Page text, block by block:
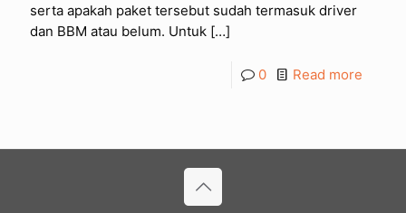
serta apakah paket tersebut sudah termasuk driver
dan BBM atau belum. Untuk […]
0 Read more